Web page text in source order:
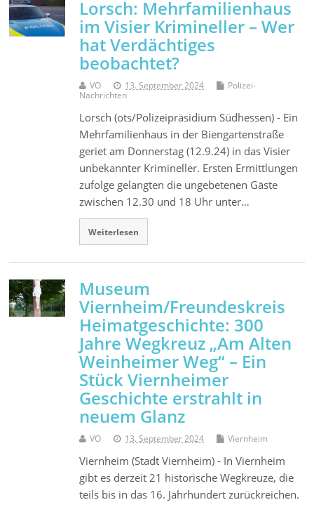
Lorsch: Mehrfamilienhaus
im Visier Krimineller – Wer
hat Verdächtiges
beobachtet?
VO 13. September 2024
Polizei-
Nachrichten
Lorsch (ots/Polizeipräsidium Südhessen) - Ein
Mehrfamilienhaus in der Biengartenstraße
geriet am Donnerstag (12.9.24) in das Visier
unbekannter Krimineller. Ersten Ermittlungen
zufolge gelangten die ungebetenen Gäste
zwischen 12.30 und 18 Uhr unter…
Weiterlesen
Museum
Viernheim/Freundeskreis
Heimatgeschichte: 300
Jahre Wegkreuz „Am Alten
Weinheimer Weg“ – Ein
Stück Viernheimer
Geschichte erstrahlt in
neuem Glanz
VO 13. September 2024 Viernheim
Viernheim (Stadt Viernheim) - In Viernheim
gibt es derzeit 21 historische Wegkreuze, die
teils bis in das 16. Jahrhundert zurückreichen.